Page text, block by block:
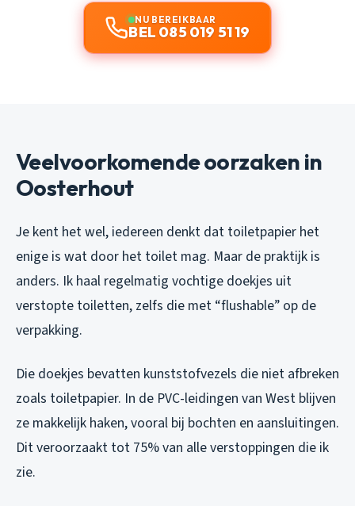
NU BEREIKBAAR
BEL 085 019 51 19
Veelvoorkomende oorzaken in
Oosterhout
Je kent het wel, iedereen denkt dat toiletpapier het
enige is wat door het toilet mag. Maar de praktijk is
anders. Ik haal regelmatig vochtige doekjes uit
verstopte toiletten, zelfs die met “flushable” op de
verpakking.
Die doekjes bevatten kunststofvezels die niet afbreken
zoals toiletpapier. In de PVC-leidingen van West blijven
ze makkelijk haken, vooral bij bochten en aansluitingen.
Dit veroorzaakt tot 75% van alle verstoppingen die ik
zie.